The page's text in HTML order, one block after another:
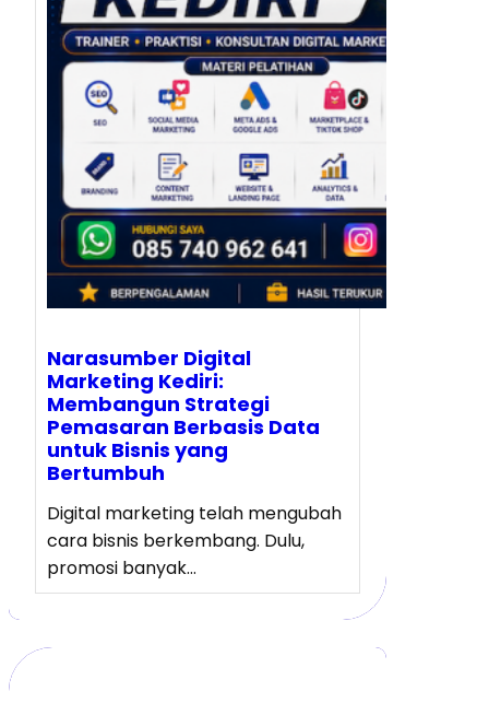
Narasumber Digital
Marketing Kediri:
Membangun Strategi
Pemasaran Berbasis Data
untuk Bisnis yang
Bertumbuh
Digital marketing telah mengubah
cara bisnis berkembang. Dulu,
promosi banyak…